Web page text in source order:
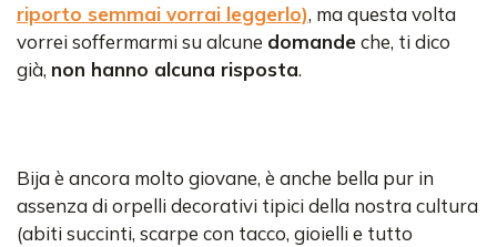
riporto semmai vorrai leggerlo), ma questa volta
vorrei soffermarmi su alcune domandeche, ti dico
già, non hanno alcuna risposta.
Bija è ancora molto giovane, è anche bella pur in
assenza di orpelli decorativi tipici della nostra cultura
(abiti succinti, scarpe con tacco, gioielli e tutto